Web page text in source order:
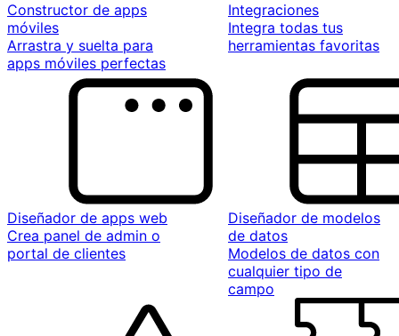
Constructor de apps
móviles
Arrastra y suelta para
apps móviles perfectas
Integraciones
Integra todas tus
herramientas favoritas
Diseñador de apps web
Crea panel de admin o
portal de clientes
Diseñador de modelos
de datos
Modelos de datos con
cualquier tipo de
campo